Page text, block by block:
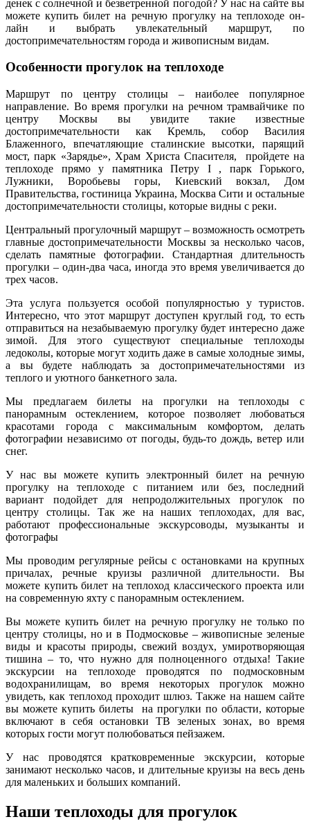
денек с солнечной и безветренной погодой? У нас на сайте вы
можете купить билет на речную прогулку на теплоходе он-
лайн и выбрать увлекательный маршрут, по
достопримечательностям города и живописным видам.
Особенности прогулок на теплоходе
Маршрут по центру столицы – наиболее популярное
направление. Во время прогулки на речном трамвайчике по
центру Москвы вы увидите такие известные
достопримечательности как Кремль, собор Василия
Блаженного, впечатляющие сталинские высотки, парящий
мост, парк «Зарядье», Храм Христа Спасителя, пройдете на
теплоходе прямо у памятника Петру I , парк Горького,
Лужники, Воробьевы горы, Киевский вокзал, Дом
Правительства, гостиница Украина, Москва Сити и остальные
достопримечательности столицы, которые видны с реки.
Центральный прогулочный маршрут – возможность осмотреть
главные достопримечательности Москвы за несколько часов,
сделать памятные фотографии. Стандартная длительность
прогулки – один-два часа, иногда это время увеличивается до
трех часов.
Эта услуга пользуется особой популярностью у туристов.
Интересно, что этот маршрут доступен круглый год, то есть
отправиться на незабываемую прогулку будет интересно даже
зимой. Для этого существуют специальные теплоходы
ледоколы, которые могут ходить даже в самые холодные зимы,
а вы будете наблюдать за достопримечательностями из
теплого и уютного банкетного зала.
Мы предлагаем билеты на прогулки на теплоходы с
панорамным остеклением, которое позволяет любоваться
красотами города с максимальным комфортом, делать
фотографии независимо от погоды, будь-то дождь, ветер или
снег.
У нас вы можете купить электронный билет на речную
прогулку на теплоходе с питанием или без, последний
вариант подойдет для непродолжительных прогулок по
центру столицы. Так же на наших теплоходах, для вас,
работают профессиональные экскурсоводы, музыканты и
фотографы
Мы проводим регулярные рейсы с остановками на крупных
причалах, речные круизы различной длительности. Вы
можете купить билет на теплоход классического проекта или
на современную яхту с панорамным остеклением.
Вы можете купить билет на речную прогулку не только по
центру столицы, но и в Подмосковье – живописные зеленые
виды и красоты природы, свежий воздух, умиротворяющая
тишина – то, что нужно для полноценного отдыха! Такие
экскурсии на теплоходе проводятся по подмосковным
водохранилищам, во время некоторых прогулок можно
увидеть, как теплоход проходит шлюз. Также на нашем сайте
вы можете купить билеты на прогулки по области, которые
включают в себя остановки ТВ зеленых зонах, во время
которых гости могут полюбоваться пейзажем.
У нас проводятся кратковременные экскурсии, которые
занимают несколько часов, и длительные круизы на весь день
для маленьких и больших компаний.
Наши теплоходы для прогулок